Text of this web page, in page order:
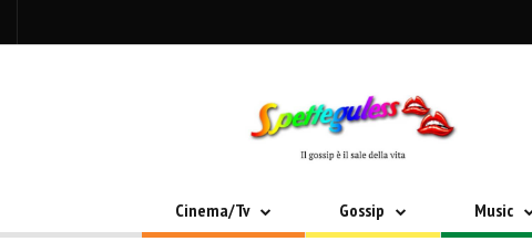
Cinema/Tv Gossip Music